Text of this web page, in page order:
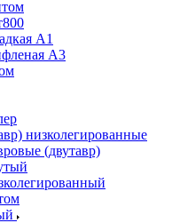
А1
А3
низколегированные
(двутавр)